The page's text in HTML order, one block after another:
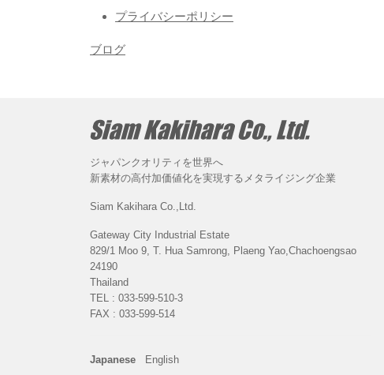
プライバシーポリシー
ブログ
ジャパンクオリティを世界へ
新素材の高付加価値化を実現するメタライジング企業
Siam Kakihara Co.,Ltd.
Gateway City Industrial Estate
829/1 Moo 9, T. Hua Samrong, Plaeng Yao,Chachoengsao
24190
Thailand
TEL : 033-599-510-3
FAX : 033-599-514
Japanese English